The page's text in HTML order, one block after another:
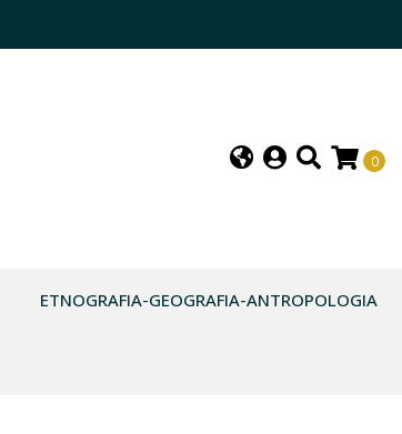
0
ETNOGRAFIA-GEOGRAFIA-ANTROPOLOGIA